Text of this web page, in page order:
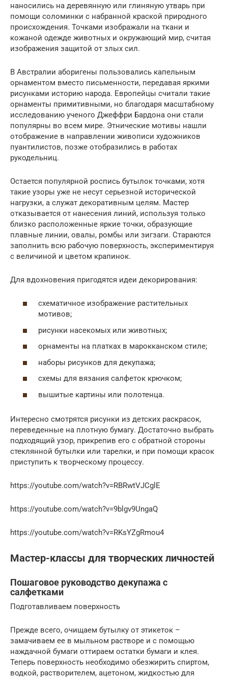
наносились на деревянную или глиняную утварь при
помощи соломинки с набранной краской природного
происхождения. Точками изображали на ткани и
кожаной одежде животных и окружающий мир, считая
изображения защитой от злых сил.
В Австралии аборигены пользовались капельным
орнаментом вместо письменности, передавая яркими
рисунками историю народа. Европейцы считали такие
орнаменты примитивными, но благодаря масштабному
исследованию ученого Джеффри Бардона они стали
популярны во всем мире. Этнические мотивы нашли
отображение в направлении живописи художников
пуантилистов, позже отобразились в работах
рукодельниц.
Остается популярной роспись бутылок точками, хотя
такие узоры уже не несут серьезной исторической
нагрузки, а служат декоративным целям. Мастер
отказывается от нанесения линий, используя только
близко расположенные яркие точки, образующие
плавные линии, овалы, ромбы или зигзаги. Стараются
заполнить всю рабочую поверхность, экспериментируя
с величиной и цветом крапинок.
Для вдохновения пригодятся идеи декорирования:
схематичное изображение растительных
мотивов;
рисунки насекомых или животных;
орнаменты на платках в марокканском стиле;
наборы рисунков для декупажа;
схемы для вязания салфеток крючком;
вышитые картины или полотенца.
Интересно смотрятся рисунки из детских раскрасок,
переведенные на плотную бумагу. Достаточно выбрать
подходящий узор, прикрепив его с обратной стороны
стеклянной бутылки или тарелки, и при помощи красок
приступить к творческому процессу.
https://youtube.com/watch?v=RBRwtVJCglE
https://youtube.com/watch?v=9blgv9UngaQ
https://youtube.com/watch?v=RKsYZgRmou4
Мастер-классы для творческих личностей
Пошаговое руководство декупажа с
салфетками
Подготавливаем поверхность
Прежде всего, очищаем бутылку от этикеток –
замачиваем ее в мыльном растворе и с помощью
наждачной бумаги оттираем остатки бумаги и клея.
Теперь поверхность необходимо обезжирить спиртом,
водкой, растворителем, ацетоном, жидкостью для